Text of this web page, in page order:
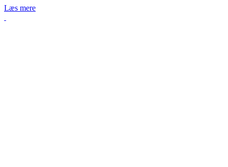
Læs mere